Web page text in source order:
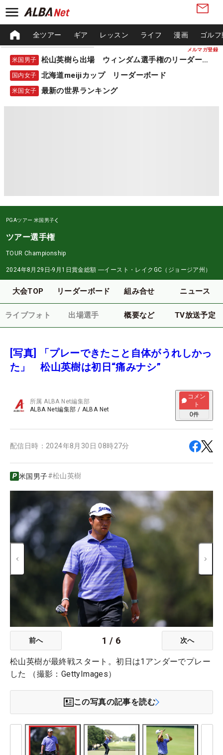
メルマガ登録
全ツアー ギア レッスン ライフ 漫画 ゴル
米国男子 松山英樹ら出場 ウィンダム選手権のリーダーボード
国内女子 北海道meijiカップ リーダーボード
米国女子 最新の世界ランキング
PGAツアー 米国男子
ツアー選手権
TOUR Championship
2024年8月29日-9月1日賞金総額 ―イースト・レイクGC（ジョージア州）
大会TOP リーダーボード 組み合せ ニュース
ライブフォト 出場選手 概要など TV放送予定
[写真] 「プレーできたこと自体がうれしかっ
た」 松山英樹は初日“痛みナシ”
所属ALBA Net編集部
ALBA Net編集部 / ALBA Net
コメン
ト
0件
配信日時： 2024年8月30日 08時27分
米国男子#松山英樹
前へ 1 / 6 次へ
松山英樹が最終戦スタート。初日は1アンダーでプレー
した （撮影：GettyImages）
この写真の記事を読む